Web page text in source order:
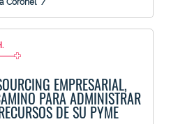
Coronel
EMPRESARIAL,
PARA ADMINISTRAR
DE SU PYME